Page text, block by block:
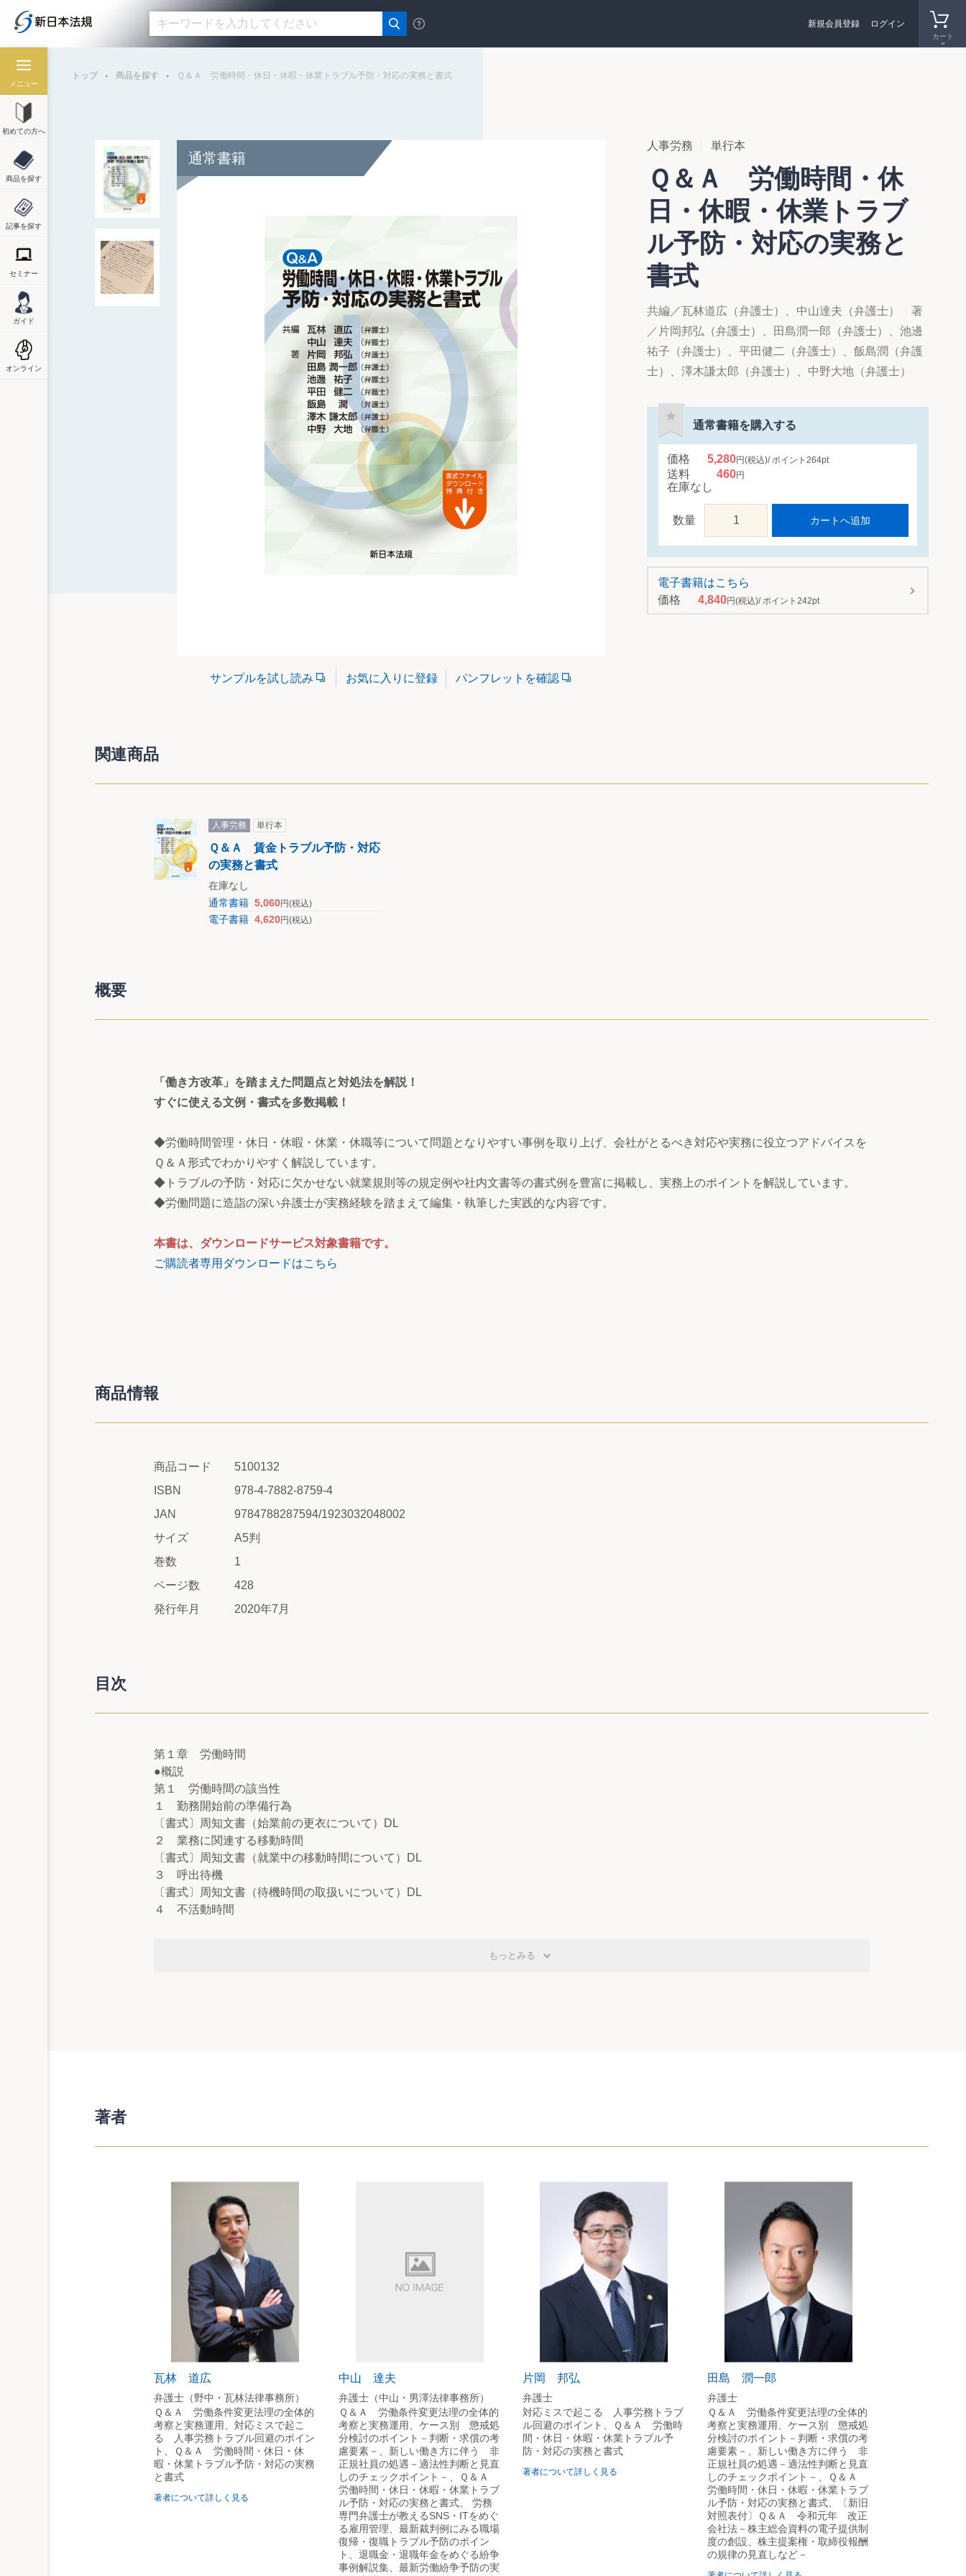
新規会員登録 ログイン
カート
メニュー
初めての方へ
商品を探す
記事を探す
セミナー
ガイド
オンライン
トップ 商品を探す Ｑ＆Ａ 労働時間・休日・休暇・休業トラブル予防・対応の実務と書式
通常書籍
サンプルを試し読み お気に入りに登録 パンフレットを確認
人事労務 単行本
Ｑ＆Ａ 労働時間・休
日・休暇・休業トラブ
ル予防・対応の実務と
書式
共編／瓦林道広（弁護士）、中山達夫（弁護士） 著
／片岡邦弘（弁護士）、田島潤一郎（弁護士）、池邊
祐子（弁護士）、平田健二（弁護士）、飯島潤（弁護
士）、澤木謙太郎（弁護士）、中野大地（弁護士）
通常書籍を購入する
価格 5,280円(税込) ポイント 264pt
送料 460円
在庫なし
数量 カートへ追加
電子書籍はこちら
価格
4,840円(税込) ポイント 242pt
関連商品
人事労務 単行本
Ｑ＆Ａ 賃金トラブル予防・対応
の実務と書式
在庫なし
通常書籍 5,060円(税込)
電子書籍 4,620円(税込)
概要
「働き方改革」を踏まえた問題点と対処法を解説！
すぐに使える文例・書式を多数掲載！
◆労働時間管理・休日・休暇・休業・休職等について問題となりやすい事例を取り上げ、会社がとるべき対応や実務に役立つアドバイスを
Ｑ＆Ａ形式でわかりやすく解説しています。
◆トラブルの予防・対応に欠かせない就業規則等の規定例や社内文書等の書式例を豊富に掲載し、実務上のポイントを解説しています。
◆労働問題に造詣の深い弁護士が実務経験を踏まえて編集・執筆した実践的な内容です。
本書は、ダウンロードサービス対象書籍です。
ご購読者専用ダウンロードはこちら
商品情報
商品コード
5100132
ISBN
978-4-7882-8759-4
JAN
9784788287594/1923032048002
サイズ
A5判
巻数
1
ページ数
428
発行年月
2020年7月
目次
第１章 労働時間
●概説
第１ 労働時間の該当性
１ 勤務開始前の準備行為
〔書式〕周知文書（始業前の更衣について）DL
２ 業務に関連する移動時間
〔書式〕周知文書（就業中の移動時間について）DL
３ 呼出待機
〔書式〕周知文書（待機時間の取扱いについて）DL
４ 不活動時間
10 始業時刻前の早出出勤
11 終業時刻後のダラダラ残業
〔書式〕残業禁止命令書 DL
12 持ち帰り残業
〔書式〕周知文書（持ち帰り残業禁止について）DL
13 管理職でない従業員による残業指示
〔書式〕周知文書（管理職の指示・許可に基づかない時間外労働の禁止について）DL
14 外国人労働者の労働時間管理
〔書式〕誓約書（留学生の場合）DL
15 残業時間の上限規制
〔書式〕三六協定（特別条項ありの場合）
〔書式〕周知文書（上限規制について）DL
16 従業員過半数代表者の選出
〔書式〕従業員過半数代表者選出に関しての自主点検票 DL
17 長時間労働防止・生産性向上
〔書式〕周知文書（長時間労働防止・生産性向上のための制度変更について）DL
18 副業・兼業
〔書式〕副業許可申請書 DL
〔書式〕副業先での労働時間の報告 DL
〔書式〕就業規則（副業・兼業）DL
〔書式〕テレワーク勤務規程（労働時間の管理に関する条項）DL
〔書式〕就業規則（勤務間インターバル）DL
もっとみる
著者
瓦林 道広
弁護士（野中・瓦林法律事務所）
Ｑ＆Ａ 労働条件変更法理の全体的
考察と実務運用、対応ミスで起こ
る 人事労務トラブル回避のポイン
ト、Ｑ＆Ａ 労働時間・休日・休
暇・休業トラブル予防・対応の実務
と書式
著者について詳しく見る
中山 達夫
弁護士（中山・男澤法律事務所）
Ｑ＆Ａ 労働条件変更法理の全体的
考察と実務運用、ケース別 懲戒処
分検討のポイント－判断・求償の考
慮要素－、新しい働き方に伴う 非
正規社員の処遇－適法性判断と見直
しのチェックポイント－、Ｑ＆Ａ
労働時間・休日・休暇・休業トラブ
ル予防・対応の実務と書式、 労務
専門弁護士が教えるSNS・ITをめぐ
る雇用管理、最新裁判例にみる職場
復帰・復職トラブル予防のポイン
ト、退職金・退職年金をめぐる紛争
事例解説集、最新労働紛争予防の実
片岡 邦弘
弁護士
対応ミスで起こる 人事労務トラブ
ル回避のポイント、Ｑ＆Ａ 労働時
間・休日・休暇・休業トラブル予
防・対応の実務と書式
著者について詳しく見る
田島 潤一郎
弁護士
Ｑ＆Ａ 労働条件変更法理の全体的
考察と実務運用、ケース別 懲戒処
分検討のポイント－判断・求償の考
慮要素－、新しい働き方に伴う 非
正規社員の処遇－適法性判断と見直
しのチェックポイント－、Ｑ＆Ａ
労働時間・休日・休暇・休業トラブ
ル予防・対応の実務と書式、〔新旧
対照表付〕Ｑ＆Ａ 令和元年 改正
会社法－株主総会資料の電子提供制
度の創設、株主提案権・取締役報酬
の規律の見直しなど－